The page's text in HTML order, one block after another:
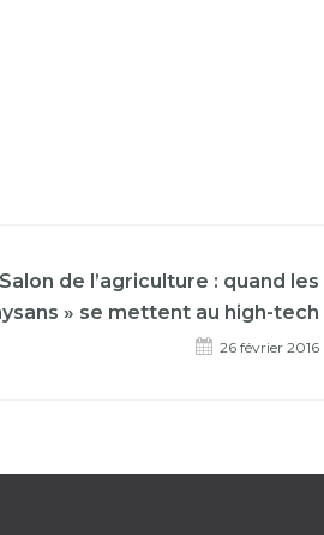
de l’agriculture : quand les
» se mettent au high-tech
26 février 2016
Next